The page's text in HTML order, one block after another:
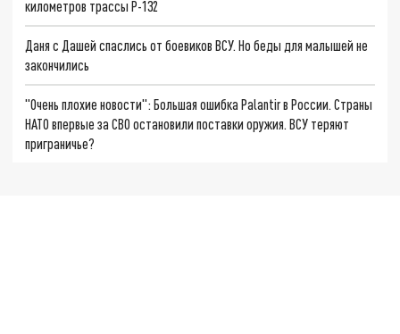
километров трассы Р-132
Даня с Дашей спаслись от боевиков ВСУ. Но беды для малышей не
закончились
"Очень плохие новости": Большая ошибка Palantir в России. Страны
НАТО впервые за СВО остановили поставки оружия. ВСУ теряют
приграничье?